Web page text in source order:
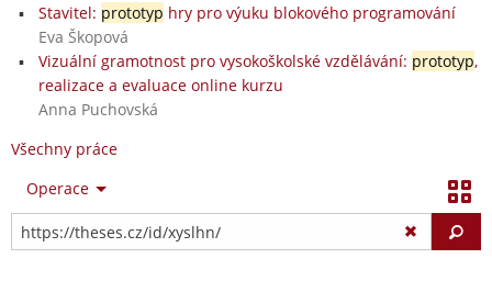
Stavitel: prototyp hry pro výuku blokového programování
Eva Škopová
Vizuální gramotnost pro vysokoškolské vzdělávání: prototyp,
realizace a evaluace online kurzu
Anna Puchovská
Všechny práce
Operace